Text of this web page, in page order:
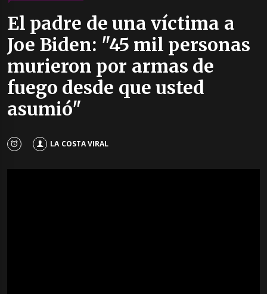
El padre de una víctima a
Joe Biden: "45 mil personas
murieron por armas de
fuego desde que usted
asumió"
LA COSTA VIRAL